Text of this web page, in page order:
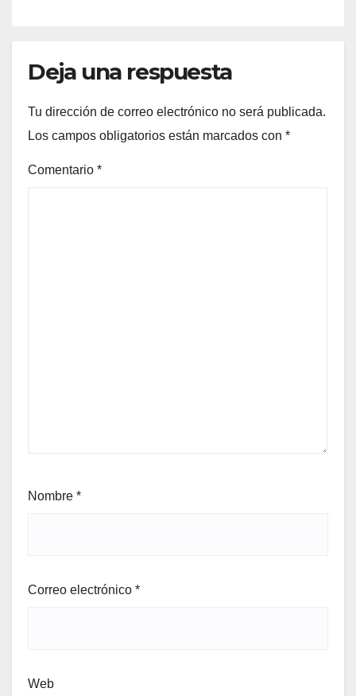
Deja una respuesta
Tu dirección de correo electrónico no será publicada.
Los campos obligatorios están marcados con *
Comentario *
Nombre *
Correo electrónico *
Web